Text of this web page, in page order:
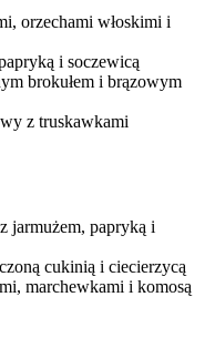
orzechami włoskimi i
i soczewicą
brokułem i brązowym
z truskawkami
jarmużem, papryką i
cukinią i ciecierzycą
marchewkami i komosą